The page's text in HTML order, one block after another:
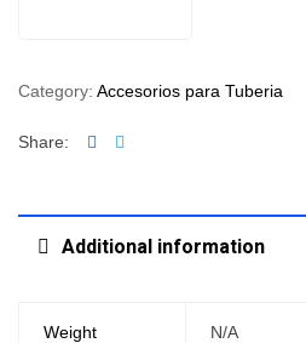
Category: Accesorios para Tuberia
Share: Facebook
Additional information
Weight N/A